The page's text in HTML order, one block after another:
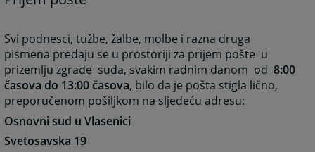
Svi podnesci, tužbe, žalbe, molbe i razna druga
pismena predaju se u prostoriji za prijem pošte u
prizemlju zgrade suda, svakim radnim danom od8:00
časova do 13:00 časova, bilo da je pošta stigla lično,
preporučenom pošiljkom na sljedeću adresu:
Osnovni sud u Vlasenici
Svetosavska 19